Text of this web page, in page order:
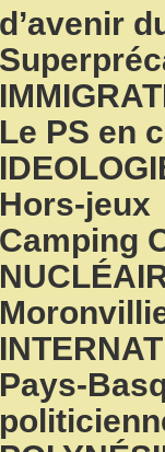
d’avenir
Le PS en
Hors-jeux
Camping
Pays-